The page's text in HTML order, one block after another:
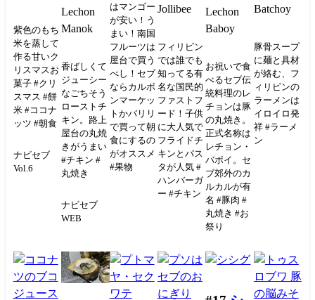
紫色のもち
米を蒸して
作る甘いク
リスマスお
菓子 #クリ
スマス #餅
米 #ココナ
ッツ #朝食
ナビセブ
Vol.6
Lechon
Manok
香ばしくて
ジューシー
なごちそう
ローストチ
キン。路上
屋台の丸焼
きがうまい
#チキン #
丸焼き
ナビセブ
WEB
はマンゴー
が安い！う
まい！南国
フルーツは
屋台で買う
べし！セブ
ならカルボ
ンマーケッ
トかバリリ
で買って朝
食にするの
がオススメ
#果物
Jollibee
フィリピン
では誰でも
知ってる有
名な国民的
ファストフ
ード！子供
に大人気で
フライドチ
キンとパス
タが人気 #
ハンバーガ
ー #チキン
Lechon
Baboy
お祝いで食
べるセブ伝
統料理のレ
チョンは豚
の丸焼き。
正式名称は
レチョン・
バボイ。セ
ブ郊外のカ
ルカルが有
名 #豚肉 #
丸焼き #お
祭り
Batchoy
豚骨スープ
に麺と具材
が絡む、フ
ィリピンの
ラーメンは
イロイロ発
祥 #ラーメ
ン